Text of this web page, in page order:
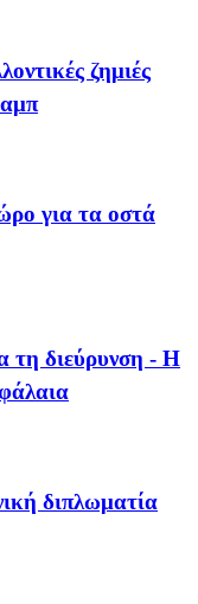
ζημιές
για τα οστά
τη διεύρυνση - Η
διπλωματία